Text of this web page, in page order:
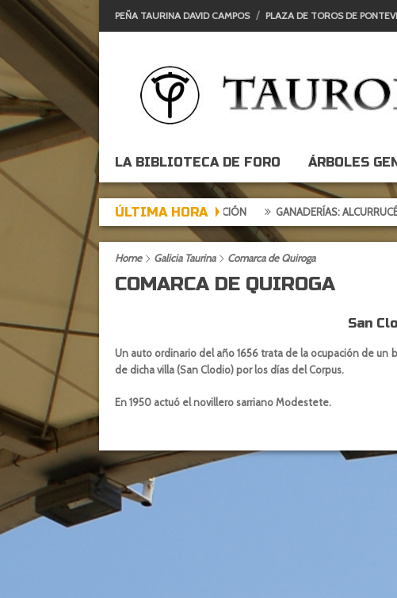
PEÑA TAURINA DAVID CAMPOS PLAZA DE TOROS DE
LA BIBLIOTECA DE FORO ÁRBOLES
ÚLTIMA HORA
DE EXPECTACIÓN, TARDE DE DECEPCIÓN GANADERÍAS: ALCURRUCÉN
Home Galicia Taurina Comarca de Quiroga
COMARCA DE QUIROGA
San
Un auto ordinario del año 1656 trata de la ocupación de
de dicha villa (San Clodio) por los días del Corpus.
En 1950 actuó el novillero sarriano Modestete.